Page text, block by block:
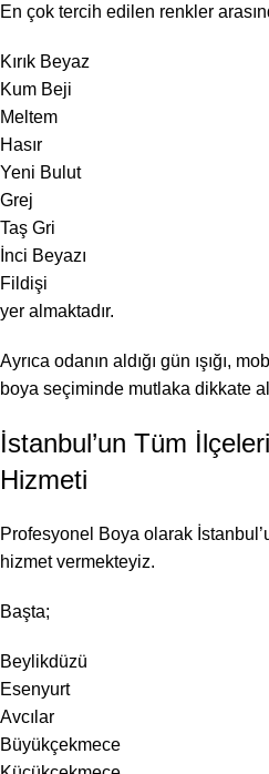
En çok tercih edilen renkler
Kırık Beyaz
Kum Beji
Meltem
Hasır
Yeni Bulut
Grej
Taş Gri
İnci Beyazı
Fildişi
yer almaktadır.
Ayrıca odanın aldığı gün ışığı,
boya seçiminde mutlaka dikkate
İstanbul’un Tüm
Hizmeti
Profesyonel Boya olarak
hizmet vermekteyiz.
Başta;
Beylikdüzü
Esenyurt
Avcılar
Büyükçekmece